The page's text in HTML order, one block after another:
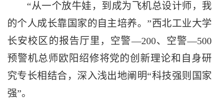
“从一个放牛娃，到成为飞机总设计师，我
的个人成长靠国家的自主培养。”西北工业大学
长安校区的报告厅里，空警—200、空警—500
预警机总师欧阳绍修将党的创新理论和自身研
究专长相结合，深入浅出地阐明“科技强则国家
强”。